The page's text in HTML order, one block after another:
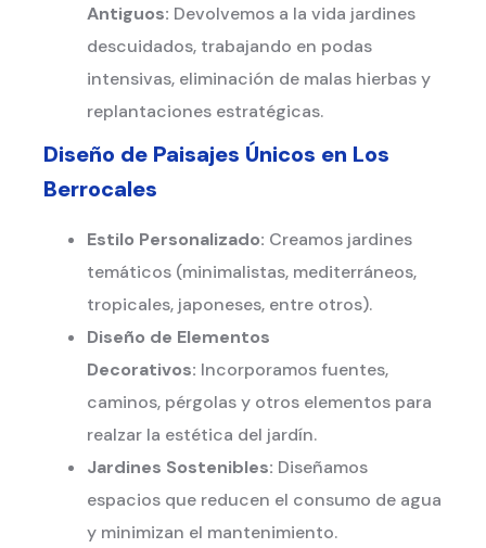
Antiguos: Devolvemos a la vida jardines
descuidados, trabajando en podas
intensivas, eliminación de malas hierbas y
replantaciones estratégicas.
Diseño de Paisajes Únicos en Los
Berrocales
Estilo Personalizado: Creamos jardines
temáticos (minimalistas, mediterráneos,
tropicales, japoneses, entre otros).
Diseño de Elementos
Decorativos: Incorporamos fuentes,
caminos, pérgolas y otros elementos para
realzar la estética del jardín.
Jardines Sostenibles: Diseñamos
espacios que reducen el consumo de agua
y minimizan el mantenimiento.